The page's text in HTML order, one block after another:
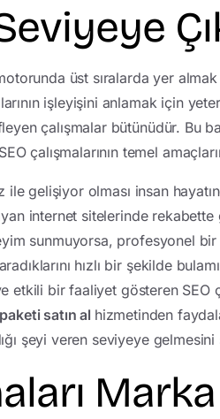
üst sıralarda yer almak
işleyişini anlamak için
çalışmalar bütünüdür.
çalışmalarının temel
ile gelişiyor olması insan
internet sitelerinde
sunmuyorsa, profesyonel
hızlı bir şekilde
etkili bir faaliyet gösteren SEO
satın al hizmetinden
şeyi veren seviyeye gelmesini